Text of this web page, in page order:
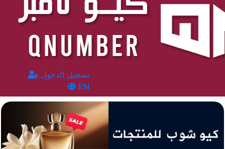
تسجيل الدخول
EN